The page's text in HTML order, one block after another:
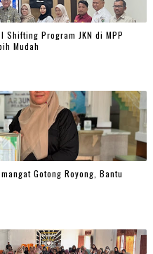
Shifting Program JKN di MPP
Mudah
Gotong Royong, Bantu